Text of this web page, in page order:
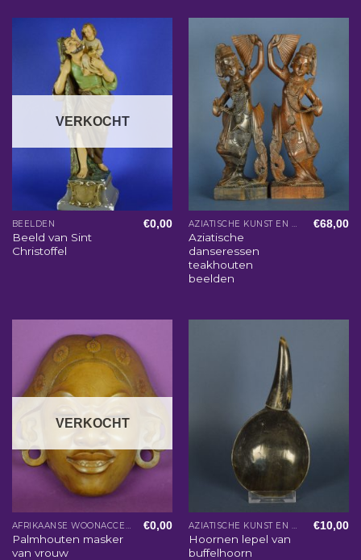
VERKOCHT
BEELDEN
Beeld van Sint
Christoffel
€0,00
Aziatische
danseressen
teakhouten
beelden
€68,00
VERKOCHT
AFRIKAANSE WOONACCESSOIRES
Palmhouten masker
van vrouw
€0,00 AZIATISCHE KUNST EN WOONACCESSOIRES
Hoornen lepel van
buffelhoorn
€10,00